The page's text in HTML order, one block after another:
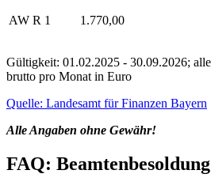
AW R 1 1.770,00
Gültigkeit: 01.02.2025 - 30.09.2026;
brutto pro Monat in Euro
Quelle: Landesamt für Finanzen Bayern
Alle Angaben ohne Gewähr!
FAQ: